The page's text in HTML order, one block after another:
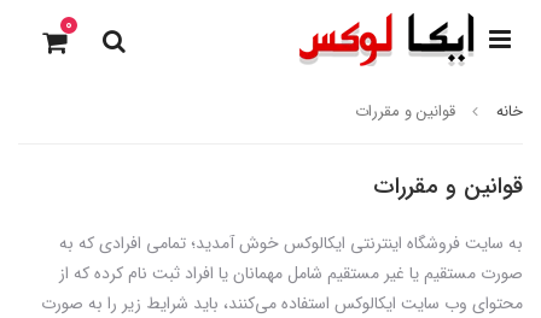
0
خانه قوانین و مقررات
قوانین و مقررات
به سایت فروشگاه اینترنتی ایکالوکس خوش آمدید؛ تمامی افرادی که به
صورت مستقیم یا غیر مستقیم شامل مهمانان یا افراد ثبت نام کرده که از
محتوای وب سایت ایکالوکس استفاده می‌کنند، باید شرایط زیر را به صورت